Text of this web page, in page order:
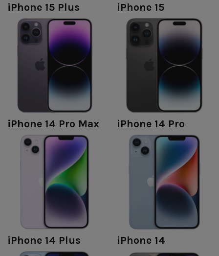
iPhone 15 Plus iPhone 15
iPhone 14 Pro Max iPhone 14 Pro
iPhone 14 Plus iPhone 14